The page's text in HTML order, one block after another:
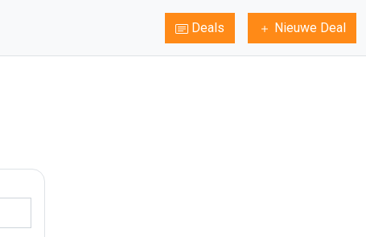
Deals Nieuwe Deal